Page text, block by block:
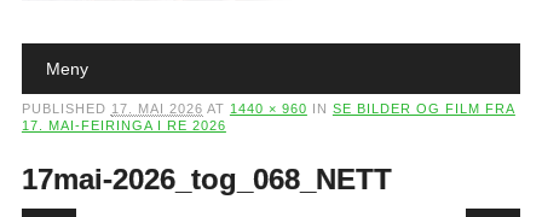
Main menu
Meny
PUBLISHED 17. MAI 2026 AT 1440 × 960 IN SE BILDER OG FILM FRA
17. MAI-FEIRINGA I RE 2026
17mai-2026_tog_068_NETT